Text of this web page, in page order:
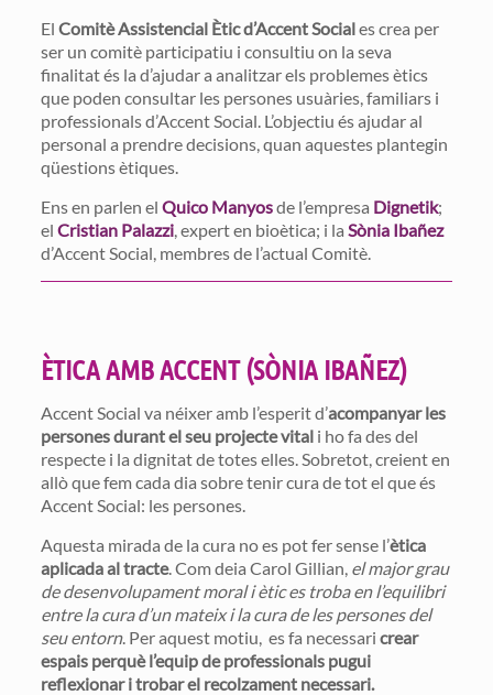
El Comitè Assistencial Ètic d’Accent Sociales crea per
ser un comitè participatiu i consultiu on la seva
finalitat és la d’ajudar a analitzar els problemes ètics
que poden consultar les persones usuàries, familiars i
professionals d’Accent Social. L’objectiu és ajudar al
personal a prendre decisions, quan aquestes plantegin
qüestions ètiques.
Ens en parlen el Quico Manyosde l’empresa Dignetik;
el Cristian Palazzi, expert en bioètica; i la Sònia Ibañez
d’Accent Social, membres de l’actual Comitè.
ÈTICA AMB ACCENT (SÒNIA IBAÑEZ)
Accent Social va néixer amb l’esperit d’acompanyar les
persones durant el seu projecte vitali ho fa des del
respecte i la dignitat de totes elles. Sobretot, creient en
allò que fem cada dia sobre tenir cura de tot el que és
Accent Social: les persones.
Aquesta mirada de la cura no es pot fer sense l’ètica
aplicada al tracte. Com deia Carol Gillian, el major grau
de desenvolupament moral i ètic es troba en l’equilibri
entre la cura d’un mateix i la cura de les persones del
seu entorn. Per aquest motiu, es fa necessari crear
espais perquè l’equip de professionals pugui
reflexionar i trobar el recolzament necessari.